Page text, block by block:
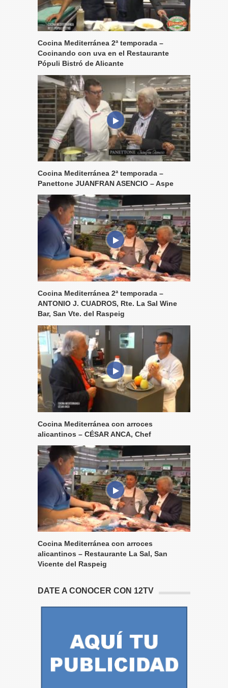
Cocina Mediterránea 2ª temporada –
Cocinando con uva en el Restaurante
Pópuli Bistró de Alicante
Cocina Mediterránea 2ª temporada –
Panettone JUANFRAN ASENCIO – Aspe
Cocina Mediterránea 2ª temporada –
ANTONIO J. CUADROS, Rte. La Sal Wine
Bar, San Vte. del Raspeig
Cocina Mediterránea con arroces
alicantinos – CÉSAR ANCA, Chef
Cocina Mediterránea con arroces
alicantinos – Restaurante La Sal, San
Vicente del Raspeig
DATE A CONOCER CON 12TV